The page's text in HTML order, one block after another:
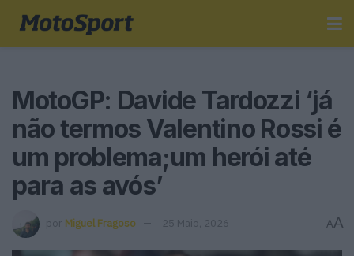
MotoGP: Davide Tardozzi ‘já
não termos Valentino Rossi é
um problema;um herói até
para as avós’
por Miguel Fragoso 25 Maio, 2026 AA